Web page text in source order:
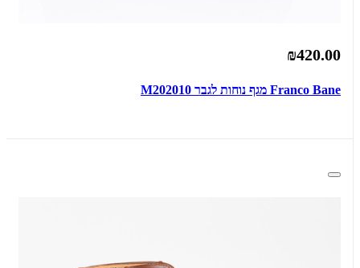
₪420.00
Franco Bane מגף נוחות לגבר M202010